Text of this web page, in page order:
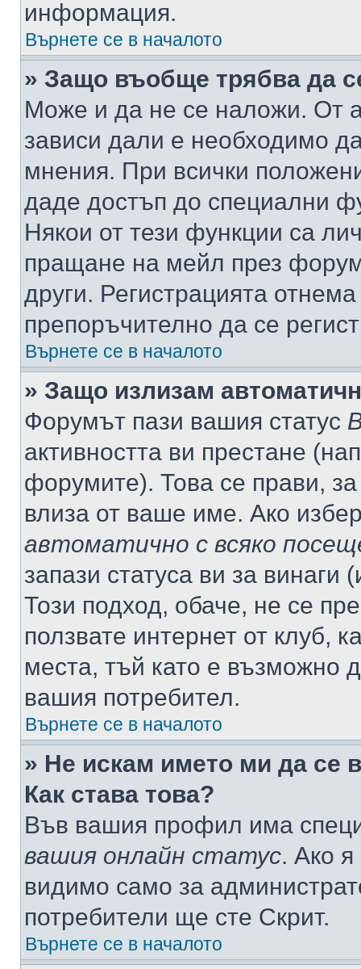
информация.
Върнете се в началото
» Защо въобще трябва да
Може и да не се наложи. От
зависи дали е необходимо
мнения. При всички
даде достъп до специални
Някои от тези функции са
пращане на мейл през
други. Регистрацията
препоръчително да се
Върнете се в началото
» Защо излизам
Форумът пази вашия статус
активността ви престане
форумите). Това се прави,
влиза от ваше име. Ако
автоматично с всяко
запази статуса ви за винаги
Този подход, обаче, не се
ползвате интернет от клуб,
места, тъй като е възможно
вашия потребител.
Върнете се в началото
» Не искам името ми да се
Как става това?
Във вашия профил има
вашия онлайн статус. Ако
видимо само за
потребители ще сте Скрит.
Върнете се в началото